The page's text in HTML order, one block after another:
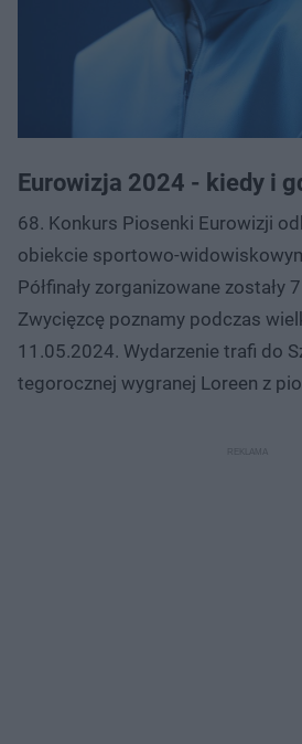
Eurowizja 2024 - kiedy i
68. Konkurs Piosenki Eurowizji
obiekcie sportowo-
Półfinały zorganizowane zostały
Zwycięzcę poznamy podczas
11.05.2024. Wydarzenie trafi do
tegorocznej wygranej Loreen z